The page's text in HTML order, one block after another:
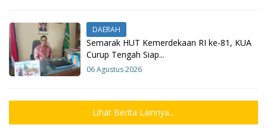
DAERAH
Semarak HUT Kemerdekaan RI ke-81, KUA
Curup Tengah Siap...
06 Agustus 2026
Lihat Berita Lainnya...